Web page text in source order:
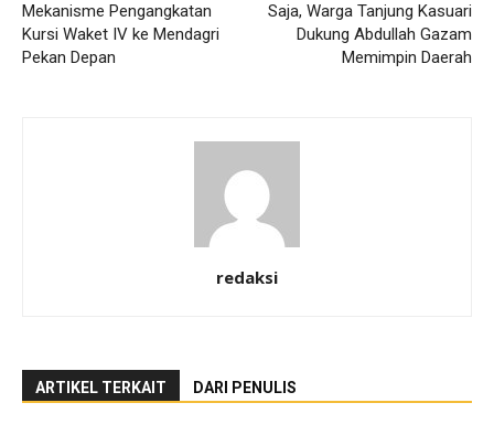
Mekanisme Pengangkatan
Kursi Waket IV ke Mendagri
Pekan Depan
Saja, Warga Tanjung Kasuari
Dukung Abdullah Gazam
Memimpin Daerah
redaksi
ARTIKEL TERKAIT DARI PENULIS